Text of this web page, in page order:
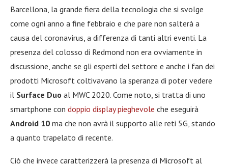
Barcellona, la grande fiera della tecnologia che si svolge
come ogni anno a fine febbraio e che pare non salterà a
causa del coronavirus, a differenza di tanti altri eventi. La
presenza del colosso di Redmond non era ovviamente in
discussione, anche se gli esperti del settore e anche i fan dei
prodotti Microsoft coltivavano la speranza di poter vedere
il Surface Duo al MWC 2020. Come noto, si tratta di uno
smartphone con doppio display pieghevole che eseguirà
Android 10 ma che non avrà il supporto alle reti 5G, stando
a quanto trapelato di recente.
Ciò che invece caratterizzerà la presenza di Microsoft al